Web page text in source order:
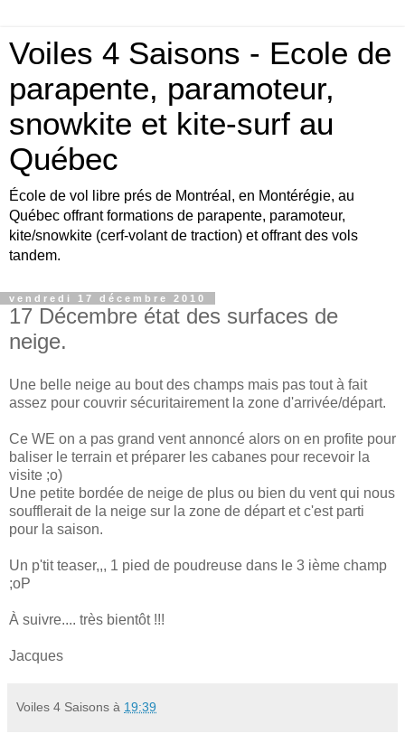
Voiles 4 Saisons - Ecole de
parapente, paramoteur,
snowkite et kite-surf au
Québec
École de vol libre prés de Montréal, en Montérégie, au
Québec offrant formations de parapente, paramoteur,
kite/snowkite (cerf-volant de traction) et offrant des vols
tandem.
vendredi 17 décembre 2010
17 Décembre état des surfaces de
neige.
Une belle neige au bout des champs mais pas tout à fait
assez pour couvrir sécuritairement la zone d'arrivée/départ.
Ce WE on a pas grand vent annoncé alors on en profite pour
baliser le terrain et préparer les cabanes pour recevoir la
visite ;o)
Une petite bordée de neige de plus ou bien du vent qui nous
soufflerait de la neige sur la zone de départ et c'est parti
pour la saison.
Un p'tit teaser,,, 1 pied de poudreuse dans le 3 ième champ
;oP
À suivre.... très bientôt !!!
Jacques
Voiles 4 Saisons à 19:39